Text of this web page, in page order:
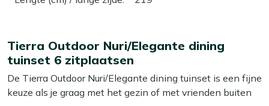
Tierra Outdoor Nuri/Elegante dining
tuinset 6 zitplaatsen
De Tierra Outdoor Nuri/Elegante dining tuinset is een fijne
keuze als je graag met het gezin of met vrienden buiten